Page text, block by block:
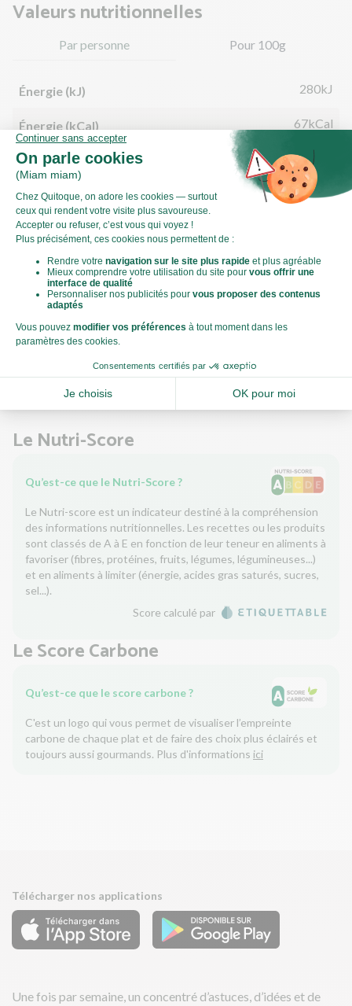
Valeurs nutritionnelles
Par personne Pour 100g
Énergie (kJ) 280kJ
Énergie (kCal) 67kCal
Matières grasses 0,55g
dont acides gras saturés 0,11g
Glucides
dont sucre 1,57g
Fibres 1,32g
Protéines
Le Nutri-Score
Qu’est-ce que le Nutri-Score ?
Le Nutri-score est un indicateur destiné à la compréhension
des informations nutritionnelles. Les recettes ou les produits
sont classés de A à E en fonction de leur teneur en aliments à
favoriser (fibres, protéines, fruits, légumes, légumineuses...)
et en aliments à limiter (énergie, acides gras saturés, sucres,
sel...).
Score calculé par
Le Score Carbone
Qu’est-ce que le score carbone ?
C'est un logo qui vous permet de visualiser l’empreinte
carbone de chaque plat et de faire des choix plus éclairés et
toujours aussi gourmands. Plus d'informations ici
Télécharger nos applications
Une fois par semaine, un concentré d’astuces, d’idées et de